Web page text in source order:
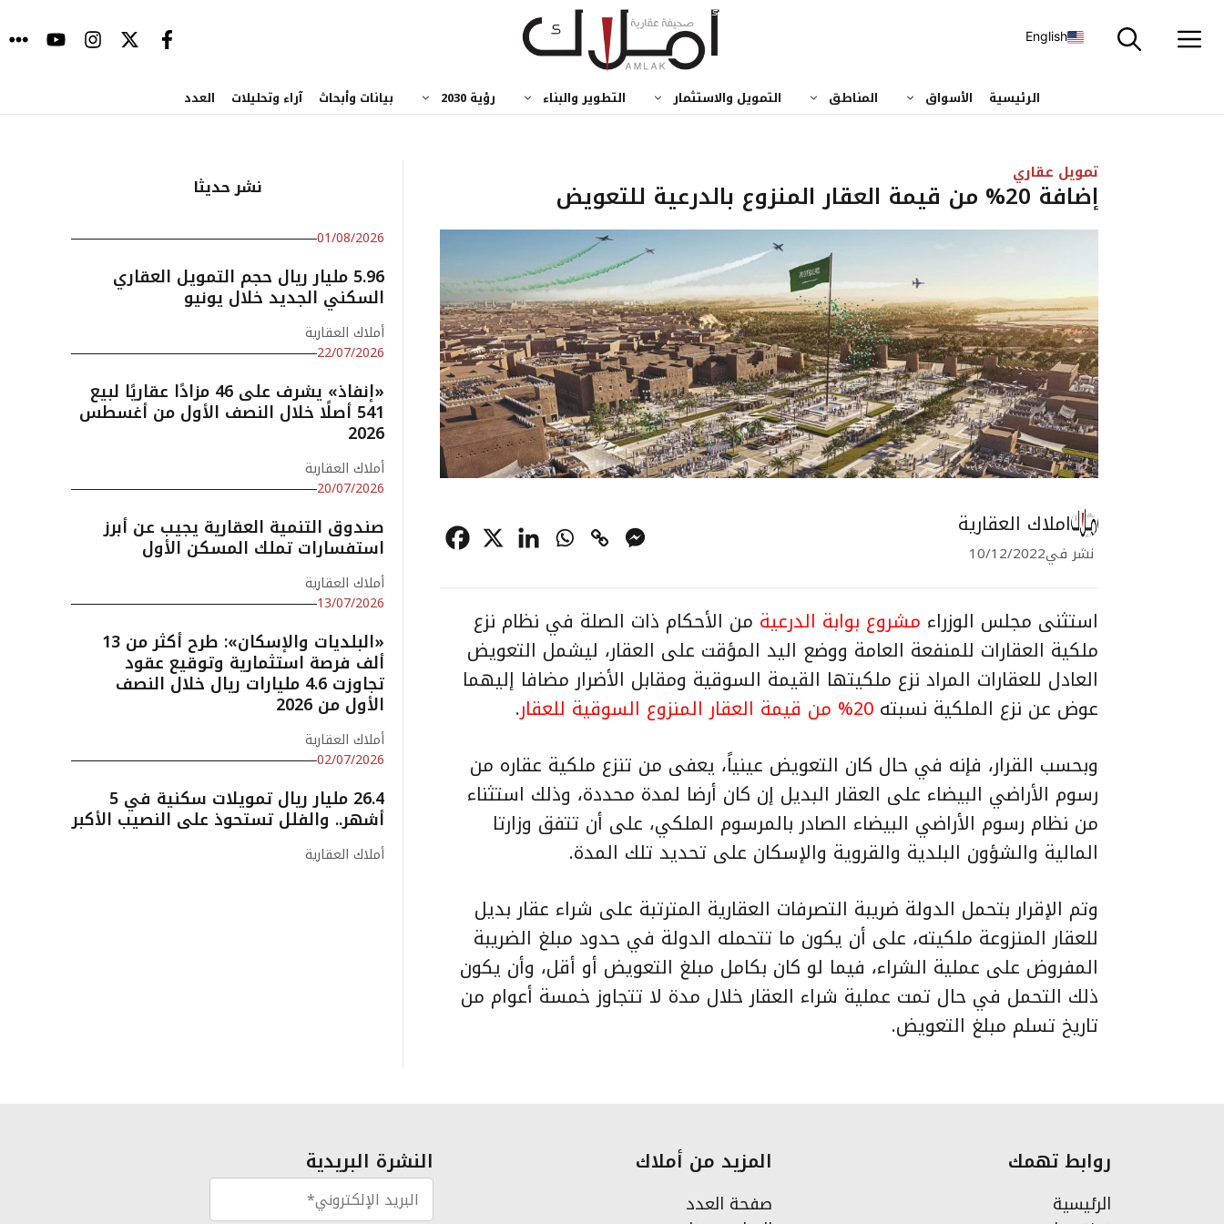
إلى
English
الرئيسية الأسواق المناطق التمويل والاستثمار التطوير والبناء رؤية 2030 بيانات وأبحاث آراء وتحليلات العدد
تمويل عقاري
إضافة 20% من قيمة العقار المنزوع بالدرعية للتعويض
املاك العقارية
نشر في10/12/2022
استثنى مجلس الوزراء مشروع بوابة الدرعية من الأحكام ذات الصلة في نظام نزع
ملكية العقارات للمنفعة العامة ووضع اليد المؤقت على العقار، ليشمل التعويض
العادل للعقارات المراد نزع ملكيتها القيمة السوقية ومقابل الأضرار مضافا إليهما
عوض عن نزع الملكية نسبته 20% من قيمة العقار المنزوع السوقية للعقار
.
وبحسب القرار، فإنه في حال كان التعويض عينياً، يعفى من تنزع ملكية عقاره من
رسوم الأراضي البيضاء على العقار البديل إن كان أرضا لمدة محددة، وذلك استثناء
من نظام رسوم الأراضي البيضاء الصادر بالمرسوم الملكي، على أن تتفق وزارتا
المالية والشؤون البلدية والقروية والإسكان على تحديد تلك المدة.
وتم الإقرار بتحمل الدولة ضريبة التصرفات العقارية المترتبة على شراء عقار بديل
للعقار المنزوعة ملكيته، على أن يكون ما تتحمله الدولة في حدود مبلغ الضريبة
المفروض على عملية الشراء، فيما لو كان بكامل مبلغ التعويض أو أقل، وأن يكون
ذلك التحمل في حال تمت عملية شراء العقار خلال مدة لا تتجاوز خمسة أعوام من
تاريخ تسلم مبلغ التعويض.
نشر حديثا
01/08/2026
5.96 مليار ريال حجم التمويل العقاري
السكني الجديد خلال يونيو
أملاك العقارية
22/07/2026
«إنفاذ» يشرف على 46 مزادًا عقاريًا لبيع
541 أصلًا خلال النصف الأول من أغسطس
2026
أملاك العقارية
20/07/2026
صندوق التنمية العقارية يجيب عن أبرز
استفسارات تملك المسكن الأول
أملاك العقارية
13/07/2026
«البلديات والإسكان»: طرح أكثر من 13
ألف فرصة استثمارية وتوقيع عقود
تجاوزت 4.6 مليارات ريال خلال النصف
الأول من 2026
أملاك العقارية
02/07/2026
26.4 مليار ريال تمويلات سكنية في 5
أشهر.. والفلل تستحوذ على النصيب الأكبر
أملاك العقارية
روابط تهمك
الرئيسية
المزيد من أملاك
صفحة العدد
النشرة البريدية